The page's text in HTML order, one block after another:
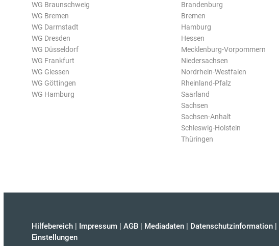
WG Braunschweig
WG Bremen
WG Darmstadt
WG Dresden
WG Düsseldorf
WG Frankfurt
WG Giessen
WG Göttingen
WG Hamburg
Brandenburg
Bremen
Hamburg
Hessen
Mecklenburg-Vorpommern
Niedersachsen
Nordrhein-Westfalen
Rheinland-Pfalz
Saarland
Sachsen
Sachsen-Anhalt
Schleswig-Holstein
Thüringen
Hilfebereich | Impressum | AGB | Mediadaten | Datenschutzinformation |
Einstellungen